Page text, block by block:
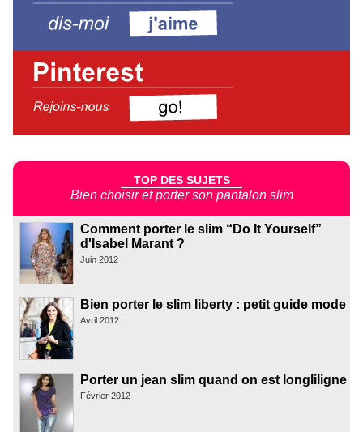
TOP DES SUJETS
Bien choisir et porter son pantalon slim
Comment porter le slim “Do It Yourself”
d'Isabel Marant ?
Juin 2012
Bien porter le slim liberty : petit guide mode
Avril 2012
Porter un jean slim quand on est longliligne
Février 2012